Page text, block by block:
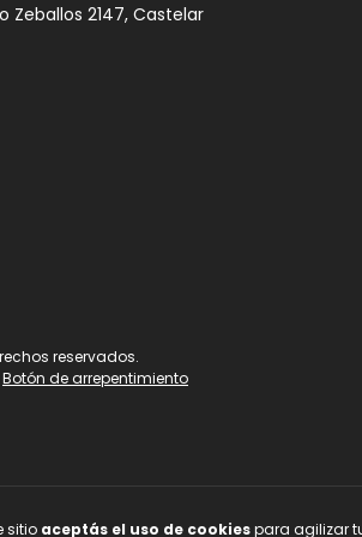
sitio aceptás el uso de cookiespara agilizar
Zeballos 2147, Castelar
reservados.
Botón de arrepentimiento